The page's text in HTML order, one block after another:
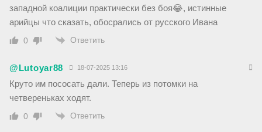
западной коалиции практически без боя😂, истинные
арийцы что сказать, обосрались от русского Ивана
0 Ответить
@Lutoyar88 18-07-2025 13:16
Круто им пососать дали. Теперь из потомки на
четвереньках ходят.
0 Ответить